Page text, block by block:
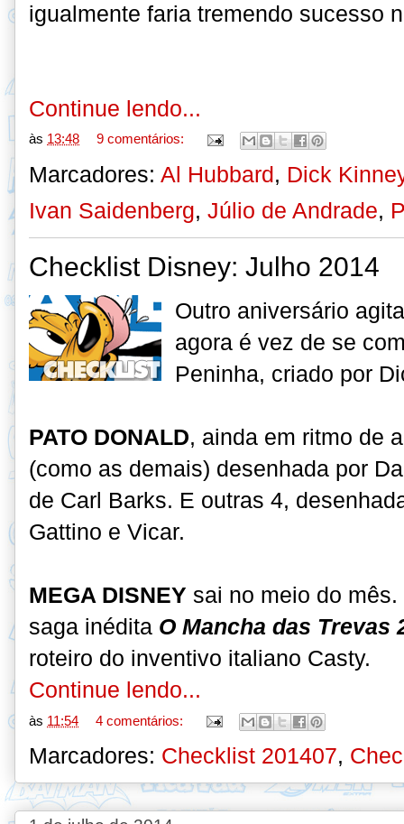
igualmente faria tremendo sucesso
Continue lendo...
às 13:48 9 comentários:
Marcadores: Al Hubbard, Dick
Ivan Saidenberg, Júlio de Andrade,
Checklist Disney: Julho 2014
Outro aniversário
agora é vez de se
Peninha, criado por
PATO DONALD, ainda em ritmo de
(como as demais) desenhada por
de Carl Barks. E outras 4,
Gattino e Vicar.
MEGA DISNEY sai no meio do
saga inédita O Mancha das Trevas
roteiro do inventivo italiano Casty.
Continue lendo...
às 11:54 4 comentários:
Marcadores: Checklist 201407,